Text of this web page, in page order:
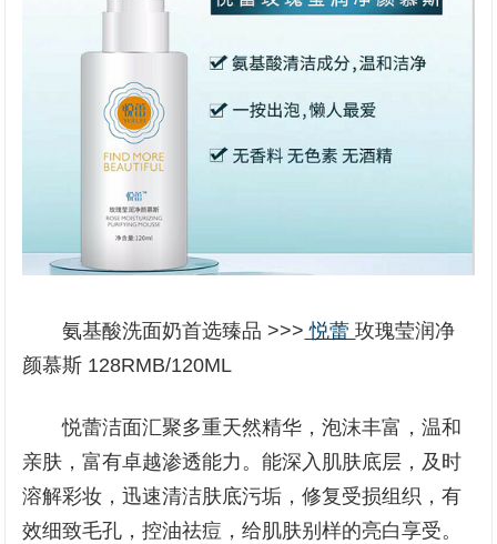
氨基酸洗面奶首选臻品 >>> 悦蕾玫瑰莹润净
颜慕斯 128RMB/120ML
悦蕾洁面汇聚多重天然精华，泡沫丰富，温和
亲肤，富有卓越渗透能力。能深入肌肤底层，及时
溶解彩妆，迅速清洁肤底污垢，修复受损组织，有
效细致毛孔，控油祛痘，给肌肤别样的亮白享受。